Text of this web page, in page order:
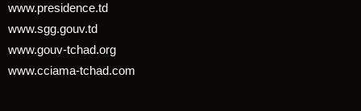
www.presidence.td
www.sgg.gouv.td
www.gouv-tchad.org
www.cciama-tchad.com